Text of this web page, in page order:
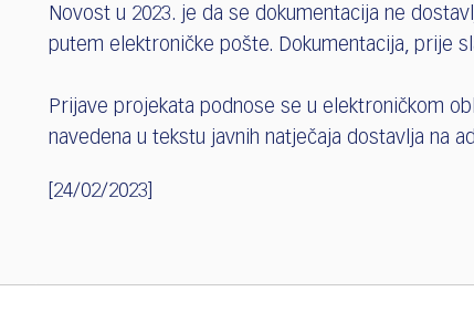
Novost u 2023. je da se dokumentacija ne
putem elektroničke pošte. Dokumentacija, prije
Prijave projekata podnose se u elektroničkom
navedena u tekstu javnih natječaja dostavlja na
[24/02/2023]